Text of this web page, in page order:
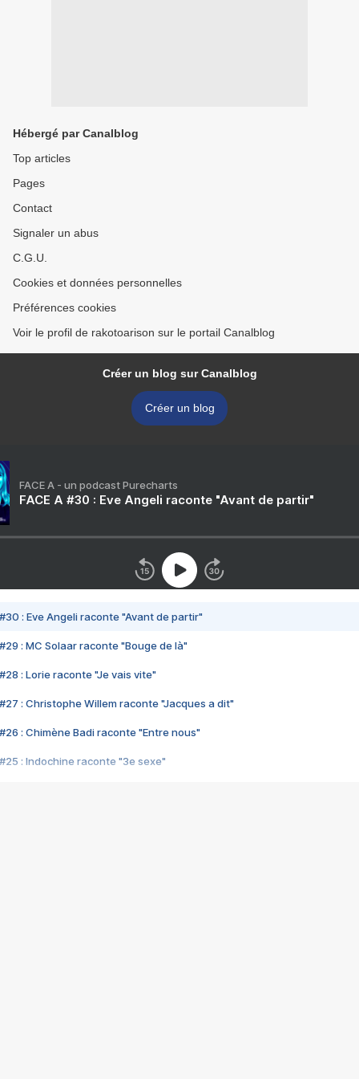
Hébergé par Canalblog
Top articles
Pages
Contact
Signaler un abus
C.G.U.
Cookies et données personnelles
Préférences cookies
Voir le profil de rakotoarison sur le portail Canalblog
Créer un blog sur Canalblog
Créer un blog
FACE A - un podcast Purecharts
FACE A #30 : Eve Angeli raconte "Avant de partir"
#30 : Eve Angeli raconte "Avant de partir"
#29 : MC Solaar raconte "Bouge de là"
#28 : Lorie raconte "Je vais vite"
#27 : Christophe Willem raconte "Jacques a dit"
#26 : Chimène Badi raconte "Entre nous"
#25 : Indochine raconte "3e sexe"